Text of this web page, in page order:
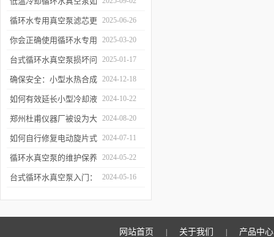
何提升制冷与真空效率？
循环水专用真空泵滤芯更
换周期：基于水质污染度
的判断方法
2025-06-26
你会正确使用循环水专用
真空泵吗？
2025-03-20
台式循环水真空泵损坏问
题诊断与预防措施
2025-01-17
确保安全：小型水热合成
反应釜的操作与维护建议
2024-12-18
如何有效延长小型冷却液
水循环泵的使用寿命？
2024-10-22
郑州杜甫仪器厂被设为大
学生实习就业基地
2024-08-20
如何自行修复电动旋片式
真空泵无法启动的问题
2024-07-11
循环水真空泵的维护保养
与故障排除指南
2024-05-22
台式循环水真空泵入门： 2024-05-16
网站首页 关于我们 产品中心